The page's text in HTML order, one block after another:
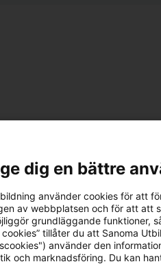
dig en bättre
använder cookies för att
av webbplatsen och för att att
grundläggande funktioner,
cookies” tillåter du att Sanoma
använder den
och marknadsföring. Du kan